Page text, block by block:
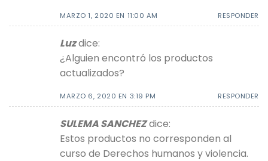
MARZO 1, 2020 EN 11:00 AM RESPONDER
Luzdice:
¿Alguien encontró los productos
actualizados?
MARZO 6, 2020 EN 3:19 PM RESPONDER
SULEMA SANCHEZdice:
Estos productos no corresponden al
curso de Derechos humanos y violencia.